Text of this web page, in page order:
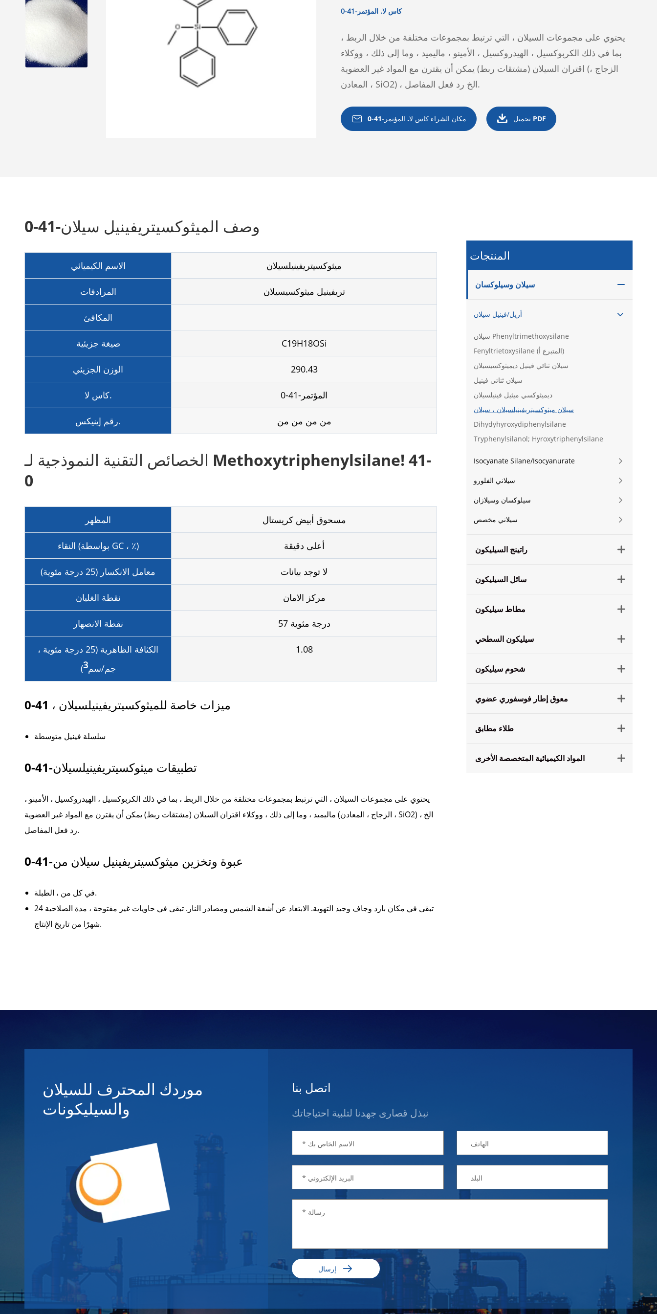
كاس لا. المؤتمر-41-0
يحتوي على مجموعات السيلان ، التي ترتبط بمجموعات مختلفة من خلال الربط ،
بما في ذلك الكربوكسيل ، الهيدروكسيل ، الأمينو ، ماليميد ، وما إلى ذلك ، ووكلاء
اقتران السيلان (مشتقات ربط) يمكن أن يقترن مع المواد غير العضوية (الزجاج ،
المعادن ، SiO2) ، الخ رد فعل المفاصل.
 مكان الشراء كاس لا. المؤتمر-41-0  تحميل PDF
وصف الميثوكسيتريفينيل سيلان-41-0
الاسم الكيميائي ميثوكسيتريفينيلسيلان
المرادفات تريفينيل ميثوكسيسيلان
المكافئ
صيغة جزيئية C19H18OSi
الوزن الجزيئي 290.43
كاس لا. المؤتمر-41-0
رقم إينيكس. من من من من
الخصائص التقنية النموذجية لـ Methoxytriphenylsilane! 41-
0
المظهر مسحوق أبيض كريستال
النقاء (بواسطة GC ، ٪) أعلى دقيقة
معامل الانكسار (25 درجة مئوية) لا توجد بيانات
نقطة الغليان مركز الامان
نقطة الانصهار 57 درجة مئوية
الكثافة الظاهرية (25 درجة مئوية ،
جم/سم3
)
1.08
ميزات خاصة للميثوكسيتريفينيلسيلان ، 41-0
سلسلة فينيل متوسطة
تطبيقات ميثوكسيتريفينيلسيلان-41-0
يحتوي على مجموعات السيلان ، التي ترتبط بمجموعات مختلفة من خلال الربط ، بما في ذلك الكربوكسيل ، الهيدروكسيل ، الأمينو ،
ماليميد ، وما إلى ذلك ، ووكلاء اقتران السيلان (مشتقات ربط) يمكن أن يقترن مع المواد غير العضوية (الزجاج ، المعادن ، SiO2) ، الخ
رد فعل المفاصل.
عبوة وتخزين ميثوكسيتريفينيل سيلان من-41-0
في كل من ، الطبلة.
تبقى في مكان بارد وجاف وجيد التهوية. الابتعاد عن أشعة الشمس ومصادر النار. تبقى في حاويات غير مفتوحة ، مدة الصلاحية 24
شهرًا من تاريخ الإنتاج.
المنتجات
سيلان وسيلوكسان 
أريل/فينيل سيلان 
سيلان Phenyltrimethoxysilane
Fenyltrietoxysilane (المتبرع أ)
سيلان ثنائي فينيل ديميثوكسيسيلان
سيلان ثنائي فينيل
ديميثوكسي ميثيل فينيلسيلان
سيلان ميثوكسيتريفينيلسيلان ، سيلان
Dihydyhyroxydiphenylsilane
Tryphenylsilanol; Hyroxytriphenylsilane
Isocyanate Silane/Isocyanurate 
سيلاني الفلورو 
سيلوكسان وسيلازان 
سيلاني مخصص 
راتينج السيليكون 
سائل السيليكون 
مطاط سيليكون 
سيليكون السطحي 
شحوم سيليكون 
معوق إطار فوسفوري عضوي 
طلاء مطابق 
المواد الكيميائية المتخصصة الأخرى 
موردك المحترف للسيلان
والسيليكونات
اتصل بنا
نبذل قصارى جهدنا لتلبية احتياجاتك
إرسال 